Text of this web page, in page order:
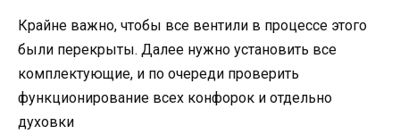
Крайне важно, чтобы все вентили в процессе этого
были перекрыты. Далее нужно установить все
комплектующие, и по очереди проверить
функционирование всех конфорок и отдельно
духовки